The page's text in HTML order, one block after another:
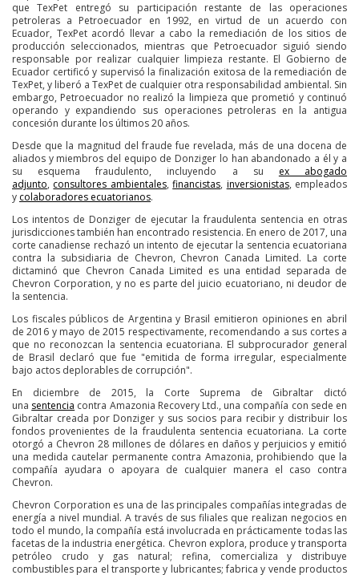
que TexPet entregó su participación restante de las operaciones
petroleras a Petroecuador en 1992, en virtud de un acuerdo con
Ecuador, TexPet acordó llevar a cabo la remediación de los sitios de
producción seleccionados, mientras que Petroecuador siguió siendo
responsable por realizar cualquier limpieza restante. El Gobierno de
Ecuador certificó y supervisó la finalización exitosa de la remediación de
TexPet, y liberó a TexPet de cualquier otra responsabilidad ambiental. Sin
embargo, Petroecuador no realizó la limpieza que prometió y continuó
operando y expandiendo sus operaciones petroleras en la antigua
concesión durante los últimos 20 años.
Desde que la magnitud del fraude fue revelada, más de una docena de
aliados y miembros del equipo de Donziger lo han abandonado a él y a
su esquema fraudulento, incluyendo a su ex abogado
adjunto, consultores ambientales,financistas, inversionistas, empleados
y colaboradores ecuatorianos.
Los intentos de Donziger de ejecutar la fraudulenta sentencia en otras
jurisdicciones también han encontrado resistencia. En enero de 2017, una
corte canadiense rechazó un intento de ejecutar la sentencia ecuatoriana
contra la subsidiaria de Chevron, Chevron Canada Limited. La corte
dictaminó que Chevron Canada Limited es una entidad separada de
Chevron Corporation, y no es parte del juicio ecuatoriano, ni deudor de
la sentencia.
Los fiscales públicos de Argentina y Brasil emitieron opiniones en abril
de 2016 y mayo de 2015 respectivamente, recomendando a sus cortes a
que no reconozcan la sentencia ecuatoriana. El subprocurador general
de Brasil declaró que fue "emitida de forma irregular, especialmente
bajo actos deplorables de corrupción".
En diciembre de 2015, la Corte Suprema de Gibraltar dictó
una sentencia contra Amazonia Recovery Ltd., una compañía con sede en
Gibraltar creada por Donziger y sus socios para recibir y distribuir los
fondos provenientes de la fraudulenta sentencia ecuatoriana. La corte
otorgó a Chevron 28 millones de dólares en daños y perjuicios y emitió
una medida cautelar permanente contra Amazonia, prohibiendo que la
compañía ayudara o apoyara de cualquier manera el caso contra
Chevron.
Chevron Corporation es una de las principales compañías integradas de
energía a nivel mundial. A través de sus filiales que realizan negocios en
todo el mundo, la compañía está involucrada en prácticamente todas las
facetas de la industria energética. Chevron explora, produce y transporta
petróleo crudo y gas natural; refina, comercializa y distribuye
combustibles para el transporte y lubricantes; fabrica y vende productos